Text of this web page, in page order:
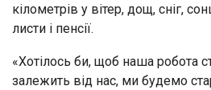
кілометрів у вітер, дощ, сніг,
листи і пенсії.
«Хотілось би, щоб наша робота
залежить від нас, ми будемо